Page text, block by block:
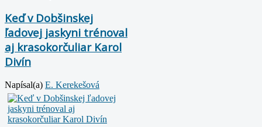
Keď v Dobšinskej
ľadovej jaskyni trénoval
aj krasokorčuliar Karol
Divín
Napísal(a) E. Kerekešová